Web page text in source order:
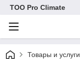
ТОО Pro Climate
Товары и услуги